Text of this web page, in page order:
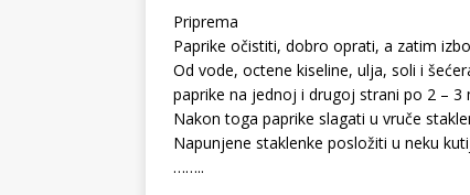
Priprema
Paprike očistiti, dobro oprati, a zatim
Od vode, octene kiseline, ulja, soli i
paprike na jednoj i drugoj strani po 2 – 3
Nakon toga paprike slagati u vruče
Napunjene staklenke posložiti u neku
……..